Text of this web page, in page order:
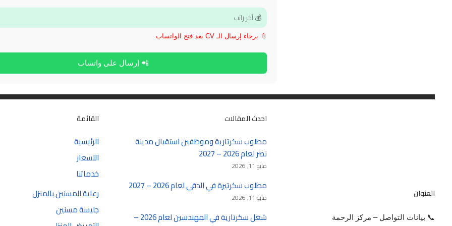
📎 برجاء إرسال الـ CV بعد فتح الواتساب
📲 إرسال على واتساب
القائمة
الرئيسية
الآسعار
خدماتنا
رعاية المسنين بالمنزل
جليسة مسنين
احدث المقالات
مطلوب سكرتارية وموظفين استقبال مدينة
نصر لعام 2026 – 2027
مايو 11, 2026
مطلوب سكرتيرة في الدقي لعام 2026 – 2027
مايو 11, 2026
شغل سكرتارية في المهندسين لعام 2026 –
العنوان
📞 بيانات التواصل – مركز الرحمة